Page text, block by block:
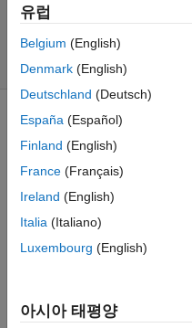
5월 29
조회 수:
13 (30일)
Are
will all
유럽
Belgium (English)
Denmark (English)
Deutschland (Deutsch)
España (Español)
Finland (English)
France (Français)
Ireland (English)
Italia (Italiano)
Luxembourg (English)
아시아 태평양